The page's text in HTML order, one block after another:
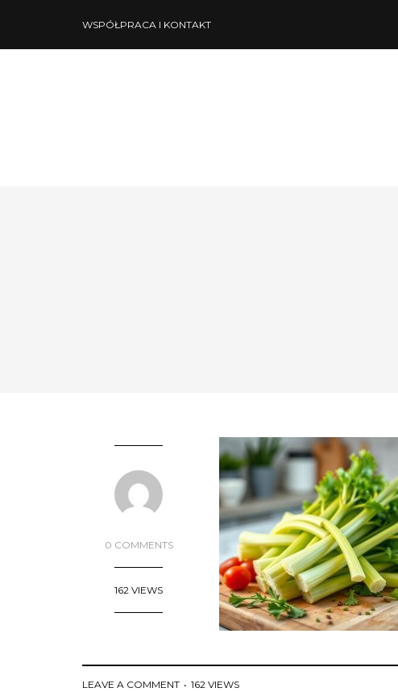
WSPÓŁPRACA I KONTAKT
0 COMMENTS
162 VIEWS
LEAVE A COMMENT 162 VIEWS